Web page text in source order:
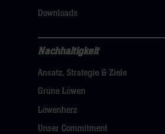
hier
Downloads
Nachhaltigkeit
Navigation
öffnen,
dann
Nachhaltigkeit
Ansatz, Strategie & Ziele
Grüne Löwen
Löwenherz
Unser Commitment